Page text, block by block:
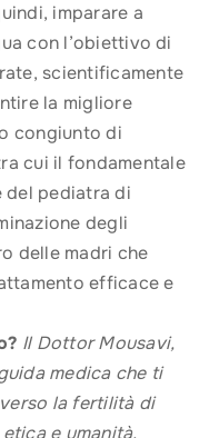
imparare a
con l’obiettivo di
scientificamente
la migliore
congiunto di
cui il fondamentale
del pediatra di
degli
delle madri che
efficace e
Il Dottor Mousavi,
medica che ti
la fertilità di